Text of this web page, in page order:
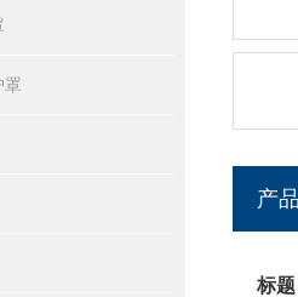
罩
产
标